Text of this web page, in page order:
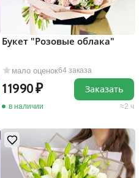
мало оценок64 заказа
Букет "Розовые облака"
11990
в наличии 2 ч
Заказать